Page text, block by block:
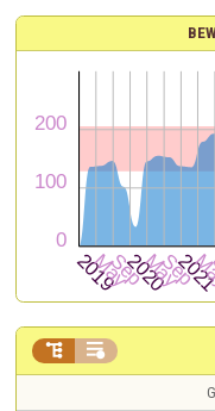
 